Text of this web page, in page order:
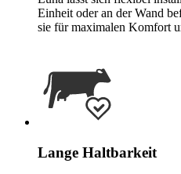
Einheit oder an der Wand
sie für maximalen Komfort
Lange Haltbarkeit